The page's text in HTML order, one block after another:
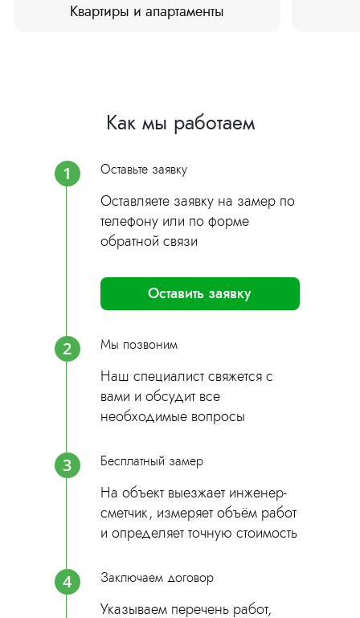
Квартиры и апартаменты
Как мы работаем
1 Оставьте заявку
Оставляете заявку на замер по
телефону или по форме
обратной связи
Оставить заявку
2 Мы позвоним
Наш специалист свяжется с
вами и обсудит все
необходимые вопросы
3 Бесплатный замер
На объект выезжает инженер-
сметчик, измеряет объём работ
и определяет точную стоимость
4 Заключаем договор
Указываем перечень работ,